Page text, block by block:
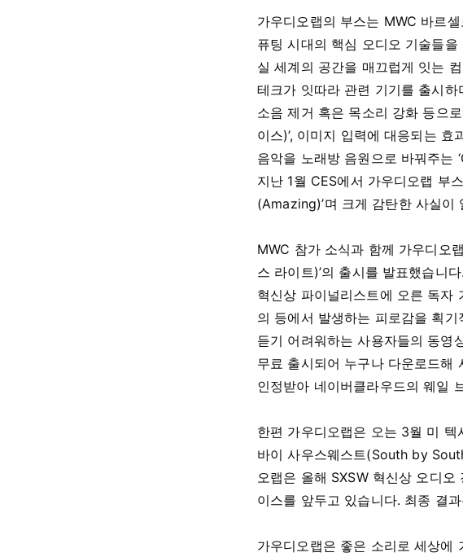
가우디오랩의 부스는 MWC 바르
퓨팅 시대의 핵심 오디오 기술들
실 세계의 공간을 매끄럽게 잇는 컴
테크가 잇따라 관련 기기를 출시
소음 제거 혹은 목소리 강화 등으
이스)’, 이미지 입력에 대응되는 효
음악을 노래방 음원으로 바꿔주는
지난 1월 CES에서 가우디오랩 부
(Amazing)’며 크게 감탄한 사실이
MWC 참가 소식과 함께 가우디오
스 라이트)’의 출시를 발표했습
혁신상 파이널리스트에 오른 독자
의 등에서 발생하는 피로감을 획
듣기 어려워하는 사용자들의 동영
무료 출시되어 누구나 다운로드해
인정받아 네이버클라우드의 웨일
한편 가우디오랩은 오는 3월 미 텍
바이 사우스웨스트(South by
오랩은 올해 SXSW 혁신상 오디
이스를 앞두고 있습니다. 최종 결
가우디오랩은 좋은 소리로 세상에